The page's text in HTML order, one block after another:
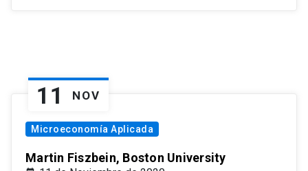
11 NOV
Microeconomía Aplicada
Martin Fiszbein, Boston University